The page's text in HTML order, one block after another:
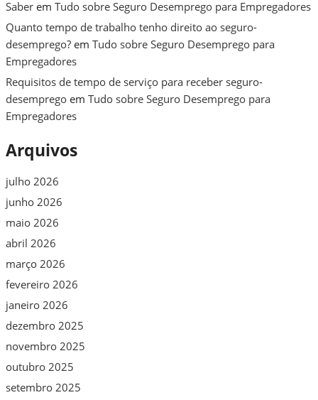
Saber em Tudo sobre Seguro Desemprego para Empregadores
Quanto tempo de trabalho tenho direito ao seguro-
desemprego? em Tudo sobre Seguro Desemprego para
Empregadores
Requisitos de tempo de serviço para receber seguro-
desemprego em Tudo sobre Seguro Desemprego para
Empregadores
Arquivos
julho 2026
junho 2026
maio 2026
abril 2026
março 2026
fevereiro 2026
janeiro 2026
dezembro 2025
novembro 2025
outubro 2025
setembro 2025